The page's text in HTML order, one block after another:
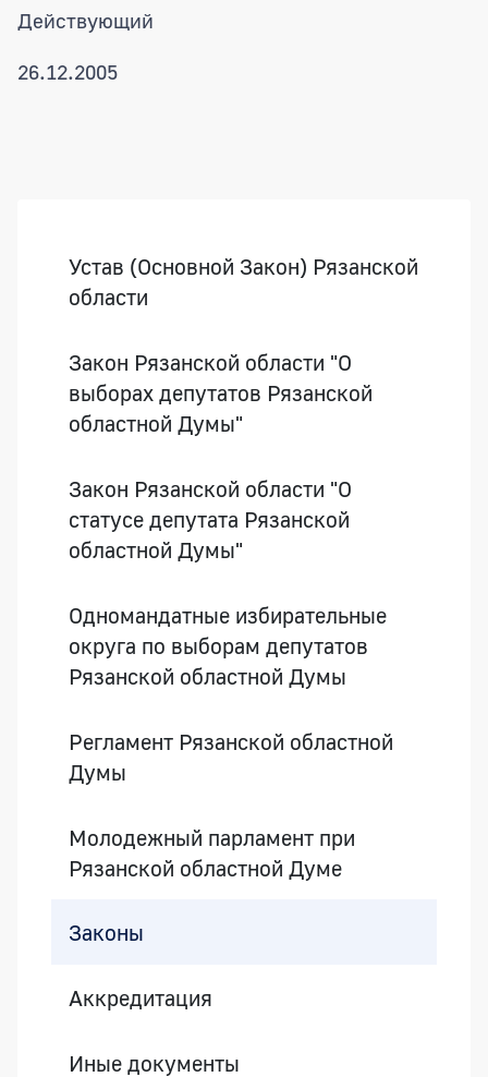
Действующий
26.12.2005
Устав (Основной Закон) Рязанской
области
Закон Рязанской области "О
выборах депутатов Рязанской
областной Думы"
Закон Рязанской области "О
статусе депутата Рязанской
областной Думы"
Одномандатные избирательные
округа по выборам депутатов
Рязанской областной Думы
Регламент Рязанской областной
Думы
Молодежный парламент при
Рязанской областной Думе
Законы
Аккредитация
Иные документы